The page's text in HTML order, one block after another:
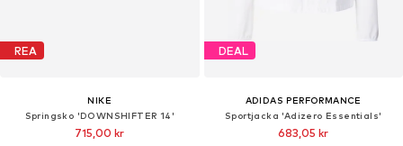
REA
NIKE
Springsko 'DOWNSHIFTER 14'
715,00 kr
DEAL
ADIDAS PERFORMANCE
Sportjacka 'Adizero Essentials'
683,05 kr